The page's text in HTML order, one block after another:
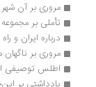
مروری بر آن شهر
تأملی بر مجموعه
درباره ایران و راه
مروری بر ناگهان هوس
اطلس توصیفی اهل